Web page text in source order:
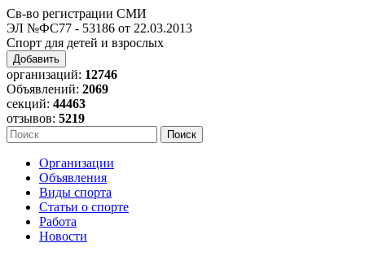
Св-во регистрации СМИ
ЭЛ №ФС77 - 53186 от 22.03.2013
Спорт для детей и взрослых
Добавить
организаций: 12746
Объявлений: 2069
секций: 44463
отзывов: 5219
Организации
Объявления
Виды спорта
Статьи о спорте
Работа
Новости